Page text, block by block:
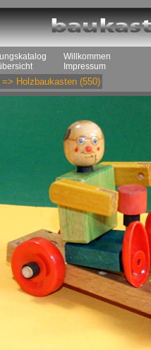
Willkommen
Impressum
=> Holzbaukasten (550)